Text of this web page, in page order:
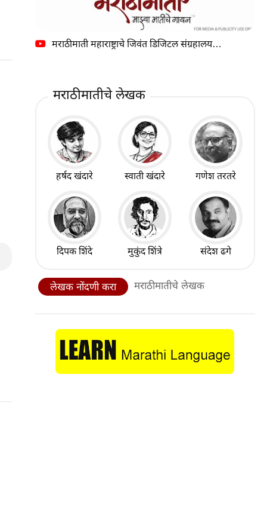
मराठीमाती महाराष्ट्राचे जिवंत डिजिटल संग्रहालय…
मराठीमातीचे लेखक
हर्षद खंदारे स्वाती खंदारे गणेश तरतरे
दिपक शिंदे मुकुंद शिंत्रे संदेश ढगे
लेखक नोंदणी करा मराठीमातीचे लेखक